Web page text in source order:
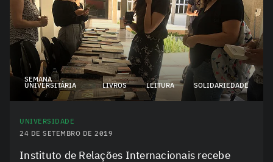
SEMANA
UNIVERSITÁRIA
LIVROS LEITURA SOLIDARIEDADE
UNIVERSIDADE
24 DE SETEMBRO DE 2019
Instituto de Relações Internacionais recebe